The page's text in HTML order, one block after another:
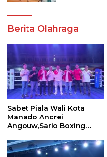
Berita Olahraga
Sabet Piala Wali Kota
Manado Andrei
Angouw,Sario Boxing
Perbati 2026